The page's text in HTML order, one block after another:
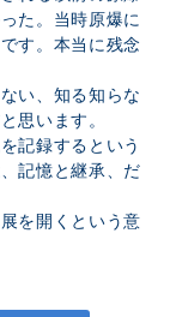
た。当時原爆に
す。本当に残念
い、知る知らな
思います。
記録するという
記憶と継承、だ
を開くという意